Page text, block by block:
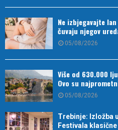
Ne izbjegavajte
čuvaju njegov
05/08/2026
Više od 630.000
Ovo su
05/08/2026
Trebinje: Izložba
Festivala